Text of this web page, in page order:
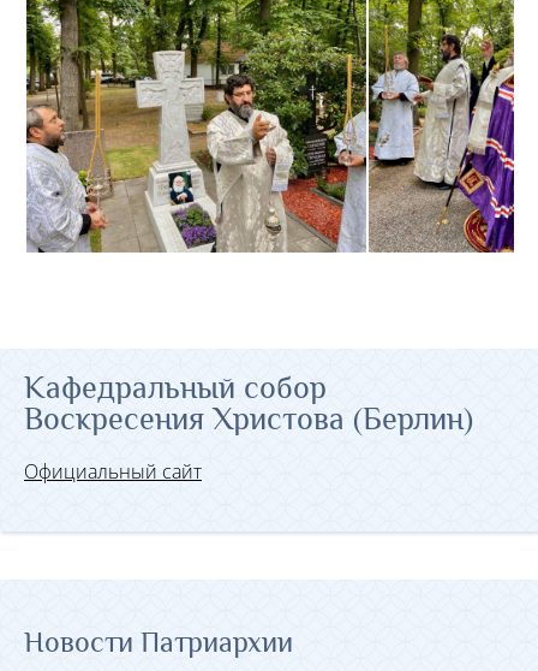
Кафедральный собор
Воскресения Христова (Берлин)
Официальный сайт
Новости Патриархии